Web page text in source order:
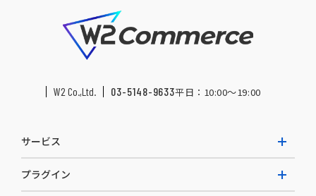
W2 Co.,Ltd. 03-5148-9633平日：10:00〜19:00
サービス
プラグイン